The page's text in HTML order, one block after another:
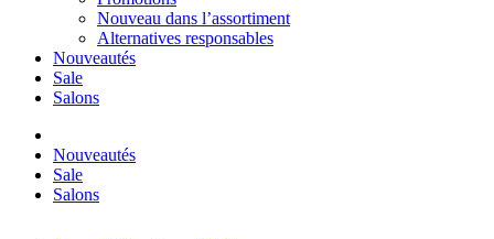
Nouveau dans l’assortiment
Alternatives responsables
Nouveautés
Sale
Salons
Nouveautés
Sale
Salons